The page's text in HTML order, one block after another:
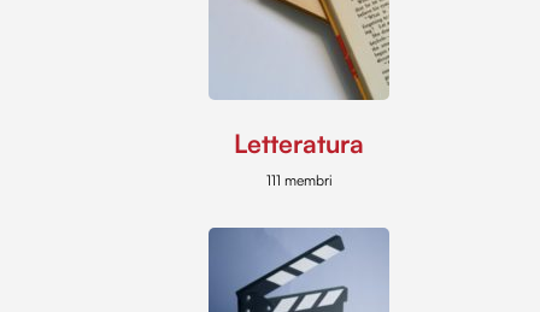
Letteratura
111 membri